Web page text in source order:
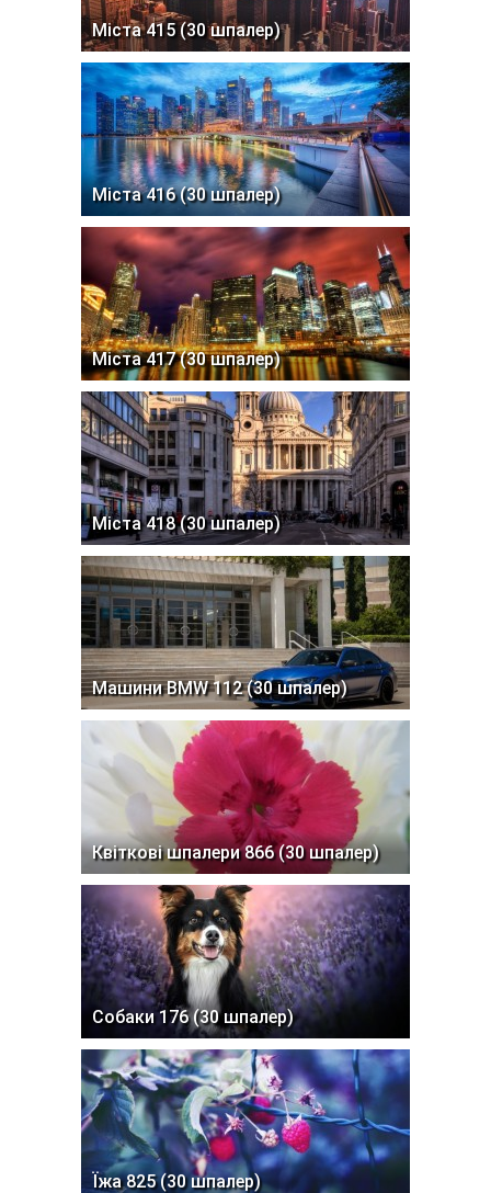
Міста 415 (30 шпалер)
Міста 416 (30 шпалер)
Міста 417 (30 шпалер)
Міста 418 (30 шпалер)
Машини BMW 112 (30 шпалер)
Квіткові шпалери 866 (30 шпалер)
Собаки 176 (30 шпалер)
Їжа 825 (30 шпалер)